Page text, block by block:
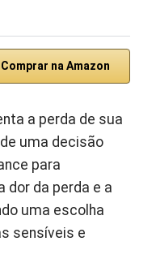
Comprar na Amazon
a perda de sua
uma decisão
para
dor da perda e a
uma escolha
sensíveis e